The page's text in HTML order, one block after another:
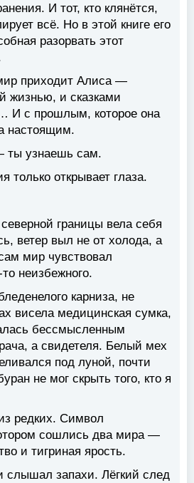
И тот, кто клянётся,
всё. Но в этой книге его
разорвать этот
приходит Алиса —
жизнью, и сказками
И с прошлым, которое она
настоящим.
ты узнаешь сам.
только открывает глаза.
границы вела себя
ветер выл не от холода, а
мир чувствовал
неизбежного.
карниза, не
висела медицинская сумка,
бессмысленным
а свидетеля. Белый мех
под луной, почти
не мог скрыть того, кто я
редких. Символ
сошлись два мира —
и тигриная ярость.
слышал запахи. Лёгкий след